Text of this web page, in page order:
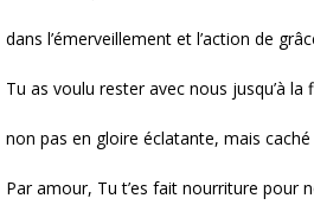
dans l’émerveillement et l’action de
Tu as voulu rester avec nous jusqu’à la
non pas en gloire éclatante, mais caché
Par amour, Tu t’es fait nourriture pour